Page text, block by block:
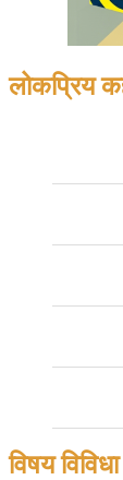
लोकप्रिय
विषय विविधा